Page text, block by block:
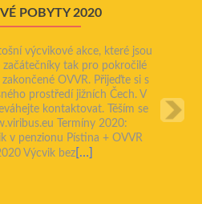
POBYTY 2020
výcvikové akce, které jsou
tak pro pokročilé
OVVR. Přijeďte si s
prostředí jižních Čech. V
kontaktovat. Těším se
Termíny 2020:
v penzionu Pístina + OVVR
Výcvik bez […]